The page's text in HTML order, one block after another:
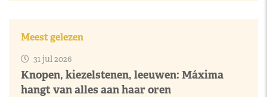
Meest gelezen
31 jul 2026
Knopen, kiezelstenen, leeuwen: Máxima
hangt van alles aan haar oren